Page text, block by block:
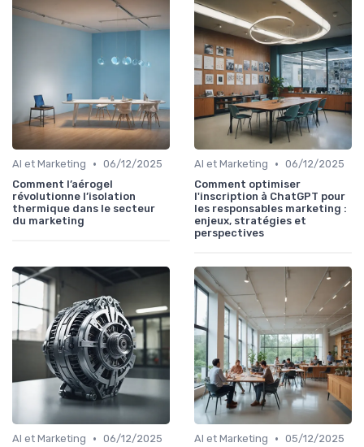
AI et Marketing • 06/12/2025
Comment l’aérogel
révolutionne l’isolation
thermique dans le secteur
du marketing
AI et Marketing • 06/12/2025
Comment optimiser
l'inscription à ChatGPT pour
les responsables marketing :
enjeux, stratégies et
perspectives
AI et Marketing • 06/12/2025
AI et Marketing • 05/12/2025